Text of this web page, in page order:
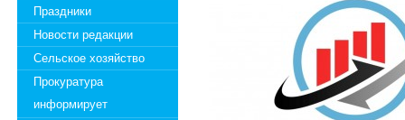
Праздники
Новости редакции
Сельское хозяйство
Прокуратура
информирует